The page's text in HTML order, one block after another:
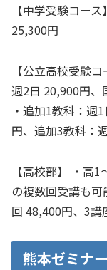
【中学受験コー
25,300円
【公立高校受験
週2日 20,900円、
・追加1教科：週
円、追加3教科：
【高校部】 ・高
の複数回受講も
回 48,400円、3
熊本ゼミナ